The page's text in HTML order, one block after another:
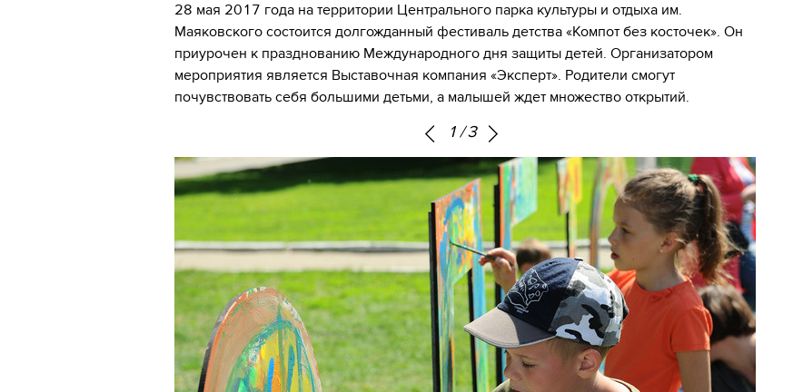
28 мая 2017 года на территории Центрального парка культуры и отдыха им.
Маяковского состоится долгожданный фестиваль детства «Компот без косточек». Он
приурочен к празднованию Международного дня защиты детей. Организатором
мероприятия является Выставочная компания «Эксперт». Родители смогут
почувствовать себя большими детьми, а малышей ждет множество открытий.
1/3